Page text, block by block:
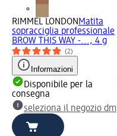
RIMMEL LONDON Matita
sopracciglia professionale
BROW THIS WAY -..., 4 g
(2)
Informazioni
Disponibile per la
consegna
seleziona il negozio dm